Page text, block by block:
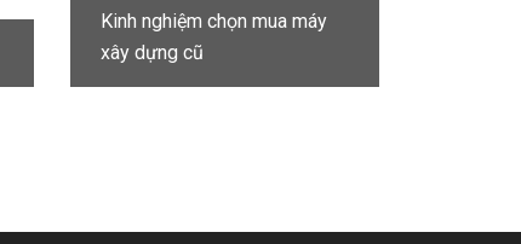
Kinh nghiệm chọn mua máy
xây dựng cũ